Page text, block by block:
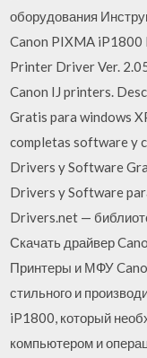
оборудования
Canon PIXMA
Printer Driver Ver.
Canon IJ printers.
Gratis para windows
completas software y
Drivers y Software
Drivers y Software
Drivers.net —
Скачать драйвер
Принтеры и МФУ
стильного и
iP1800, который
компьютером и